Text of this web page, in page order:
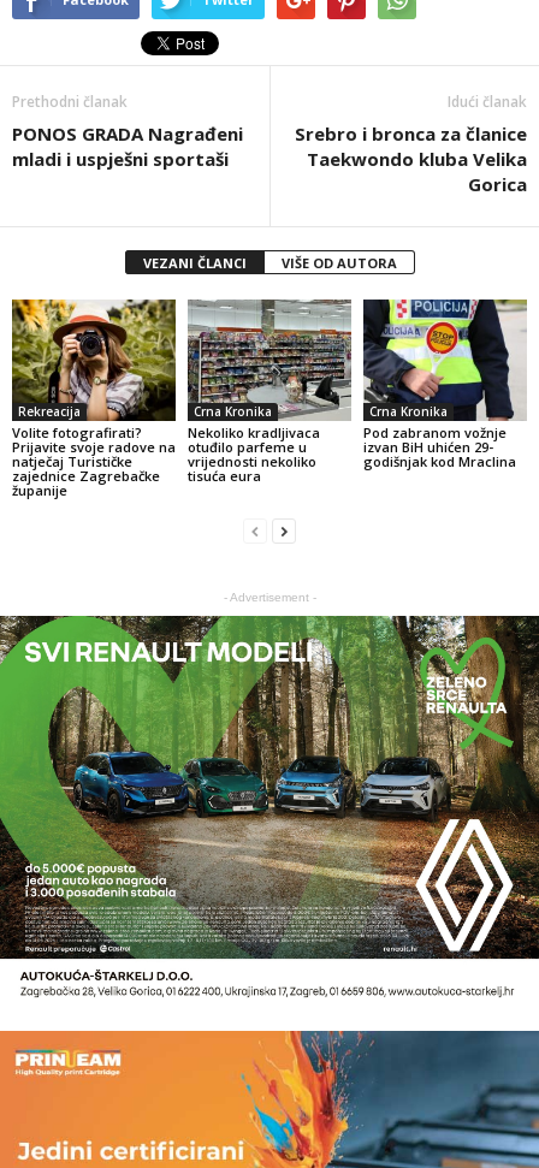
Prethodni članak
PONOS GRADA Nagrađeni
mladi i uspješni sportaši
Idući članak
Srebro i bronca za članice
Taekwondo kluba Velika
Gorica
VEZANI ČLANCI VIŠE OD AUTORA
Rekreacija
Volite fotografirati?
Prijavite svoje radove na
natječaj Turističke
zajednice Zagrebačke
županije
Crna Kronika
Nekoliko kradljivaca
otuđilo parfeme u
vrijednosti nekoliko
tisuća eura
Crna Kronika
Pod zabranom vožnje
izvan BiH uhićen 29-
godišnjak kod Mraclina
- Advertisement -